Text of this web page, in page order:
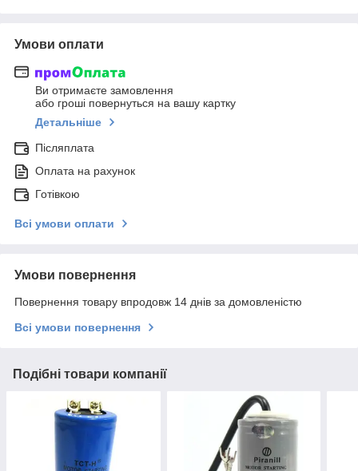
Умови оплати
Ви отримаєте замовлення
або гроші повернуться на вашу картку
Детальніше
Післяплата
Оплата на рахунок
Готівкою
Всі умови оплати
Умови повернення
Повернення товару впродовж 14 днів за домовленістю
Всі умови повернення
Подібні товари компанії